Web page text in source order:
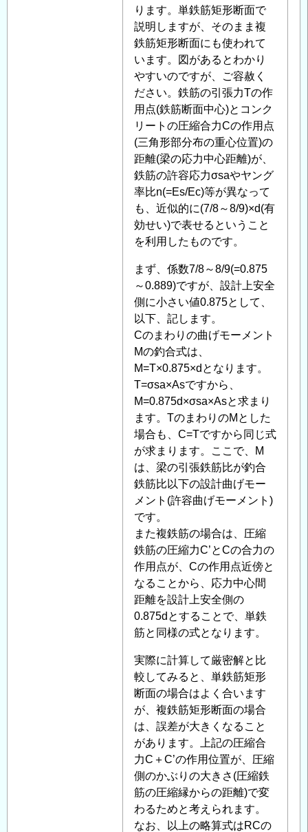
力、
」
に
よ
る
「 Re:
鉄
筋
コ
ン
ク
リ
ー
ト
の
断
面
力、
応
力
度
に
つ
い
て」
へ
の
返
信
ります。単鉄筋矩形断面で
説明しますが、そのまま複
鉄筋矩形断面にも使われて
います。図があるとわかり
やすいのですが、ご容赦く
ださい。鉄筋の引張力Tの作
用点(鉄筋断面中心)とコンク
リートの圧縮合力Cの作用点
(三角形部分布の重心位置)の
距離(梁の応力中心距離)が、
鉄筋の許容応力σsaやヤング
率比n(=Es/Ec)等が異なって
も、近似的に(7/8～8/9)×d(有
効せい)で表せるということ
を利用したものです。
まず、係数7/8～8/9(=0.875
～0.889)ですが、設計上安全
側に小さい値0.875として、
以下、記します。
Cのまわりの曲げモーメント
Mの釣合式は、
M=T×0.875×dとなります。
T=σsa×Asですから、
M=0.875d×σsa×Asと求まり
ます。TのまわりのMとした
場合も、C=Tですから同じ式
が求まります。ここで、M
は、梁の引張鉄筋比が釣合
鉄筋比以下の設計曲げモー
メント(許容曲げモーメント)
です。
また複鉄筋の場合は、圧縮
鉄筋の圧縮力C’とCの合力の
作用点が、Cの作用点近傍と
なることから、応力中心間
距離を設計上安全側の
0.875dとすることで、単鉄
筋と同様の式となります。
実際に計算して厳密解と比
較してみると、単鉄筋矩形
断面の場合はよく合います
が、複鉄筋矩形断面の場合
は、誤差が大きくなること
があります。上記の圧縮合
力C＋C’の作用位置が、圧縮
側のかぶりの大きさ(圧縮鉄
筋の圧縮縁からの距離)で変
わるためと考えられます。
なお、以上の略算式はRCの